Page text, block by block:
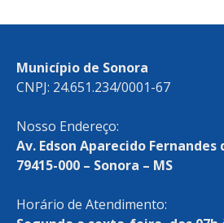
Município de Sonora
CNPJ: 24.651.234/0001-67
Nosso Endereço:
Av. Edson Aparecido Fernandes
79415-000 – Sonora – MS
Horário de Atendimento: